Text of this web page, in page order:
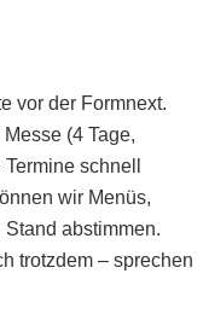
vor der Formnext.
(4 Tage,
schnell
wir Menüs,
abstimmen.
trotzdem – sprechen